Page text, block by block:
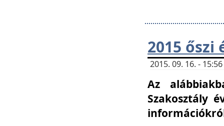
2015 őszi
2015. 09. 16. -
Az
Szakosztály